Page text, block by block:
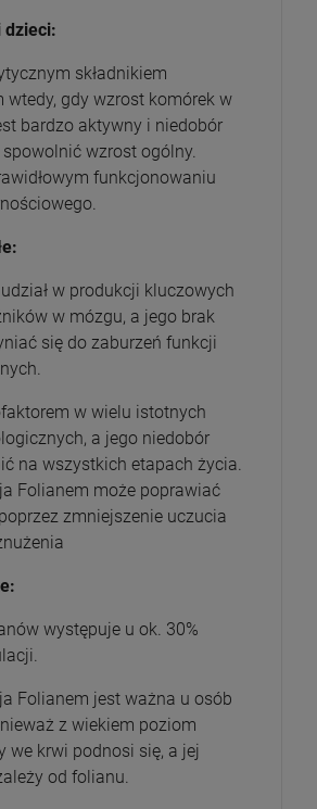
dzieci:
składnikiem
wtedy, gdy wzrost komórek w
bardzo aktywny i niedobór
wzrost ogólny.
funkcjonowaniu
w produkcji kluczowych
w mózgu, a jego brak
się do zaburzeń funkcji
w wielu istotnych
a jego niedobór
na wszystkich etapach życia.
Folianem może poprawiać
zmniejszenie uczucia
występuje u ok. 30%
Folianem jest ważna u osób
z wiekiem poziom
we krwi podnosi się, a jej
od folianu.